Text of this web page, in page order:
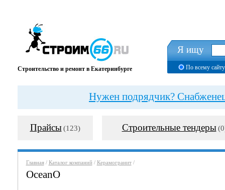
Строительство и ремонт в Екатеринбурге
Я ищу
По всему сайту
Нужен подрядчик?
Прайсы (123) Строительные тендеры
Главная/ Каталог компаний/ Керамогранит/
OceanO